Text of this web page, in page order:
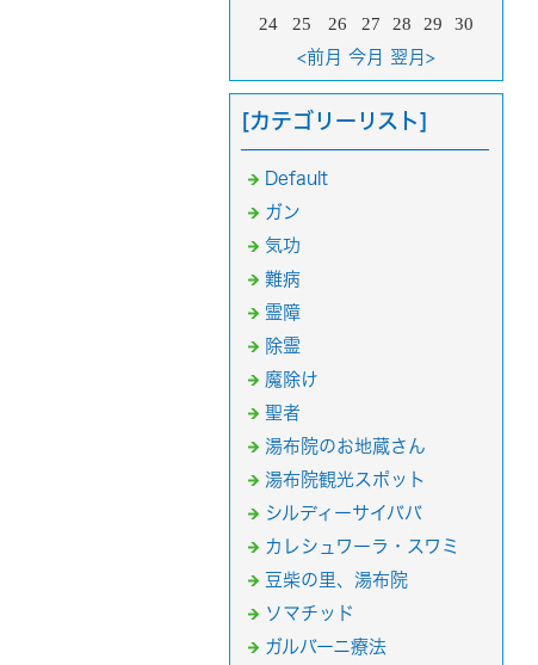
24
25 26 27 28 29 30
<前月 今月 翌月>
[カテゴリーリスト]
Default
ガン
気功
難病
霊障
除霊
魔除け
聖者
湯布院のお地蔵さん
湯布院観光スポット
シルディーサイババ
カレシュワーラ・スワミ
豆柴の里、湯布院
ソマチッド
ガルバーニ療法